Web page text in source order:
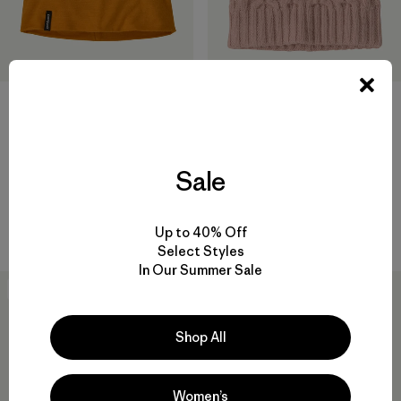
Valoración: 4.2 / 5
Sale
Up to 40% Off
Select Styles
In Our Summer Sale
Shop All
Women’s